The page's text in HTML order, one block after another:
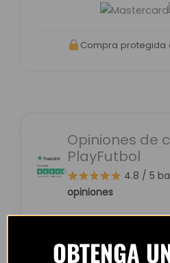
Compra protegida
Opiniones de
PlayFutbol
4.8 / 5
opiniones
“Camiseta mejor de lo
OBTENGA